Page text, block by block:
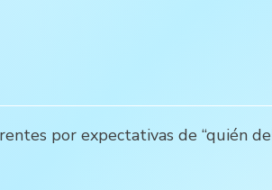
por expectativas de “quién